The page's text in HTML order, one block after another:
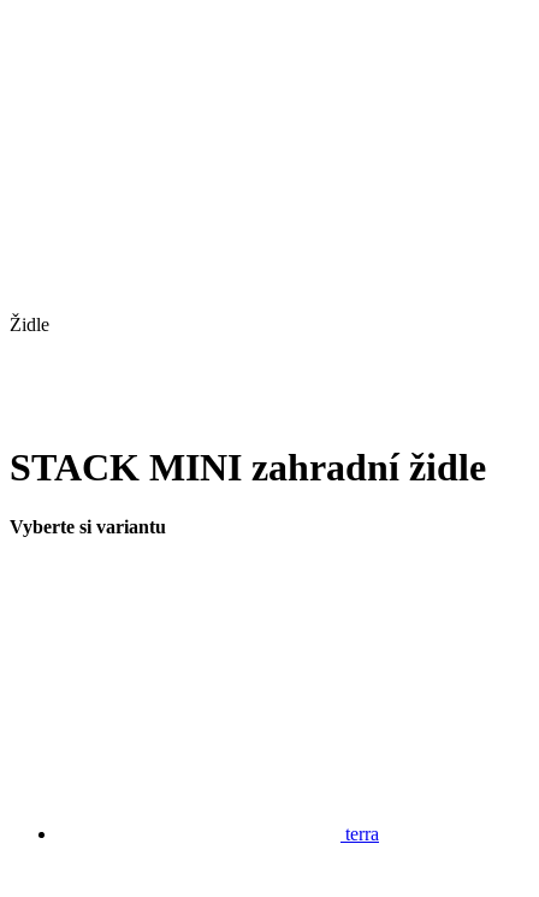
Židle
STACK MINI zahradní židle
Vyberte si variantu
terra